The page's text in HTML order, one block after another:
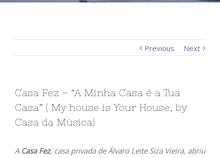
Previous Next
Casa Fez – “A Minha Casa é a Tua
Casa” ( My house is Your House, by
Casa da Música)
A Casa Fez, casa privada de Álvaro Leite Siza Vieira, abriu